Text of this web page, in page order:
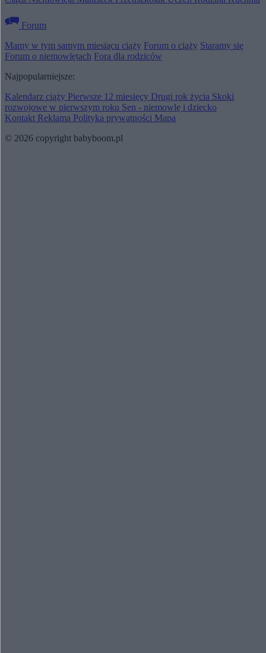
Forum
Mamy w tym samym miesiącu ciąży Forum o ciąży Staramy się
Forum o niemowlętach Fora dla rodziców
Najpopularniejsze:
Kalendarz ciąży Pierwsze 12 miesięcy Drugi rok życia Skoki
rozwojowe w pierwszym roku Sen - niemowlę i dziecko
Kontakt Reklama Polityka prywatności Mapa
© 2026 copyright babyboom.pl